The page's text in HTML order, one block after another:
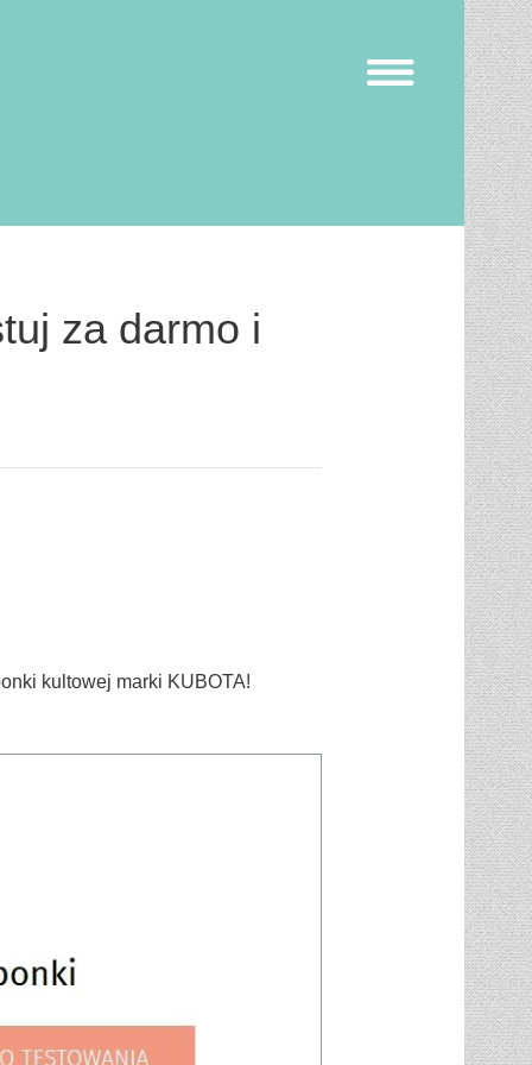
za darmo i
kultowej marki KUBOTA!